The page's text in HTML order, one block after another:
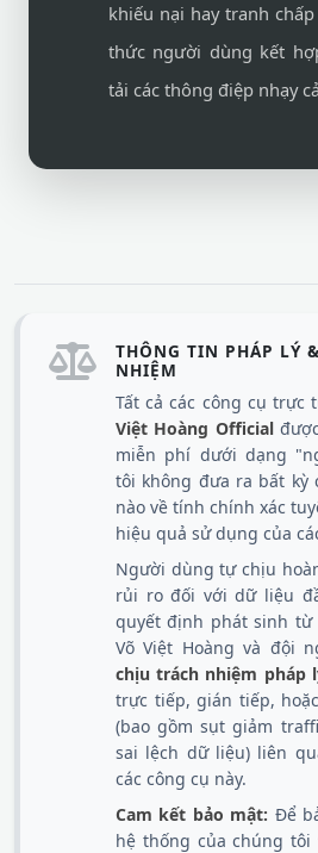
khiếu nại hay tranh
thức người dùng kết
tải các thông điệp nhạy
THÔNG TIN PHÁP LÝ
NHIỆM
Tất cả các công cụ trực
Việt Hoàng Official
miễn phí dưới dạng
tôi không đưa ra bất kỳ
nào về tính chính xác
hiệu quả sử dụng của
Người dùng tự chịu
rủi ro đối với dữ liệu
quyết định phát sinh từ
Võ Việt Hoàng và đội
chịu trách nhiệm pháp
trực tiếp, gián tiếp,
(bao gồm sụt giảm
sai lệch dữ liệu) liên
các công cụ này.
Cam kết bảo mật: Để
hệ thống của chúng tôi